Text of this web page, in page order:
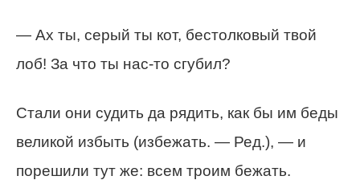
— Ах ты, серый ты кот, бестолковый твой
лоб! За что ты нас-то сгубил?
Стали они судить да рядить, как бы им беды
великой избыть (избежать. — Ред.), — и
порешили тут же: всем троим бежать.